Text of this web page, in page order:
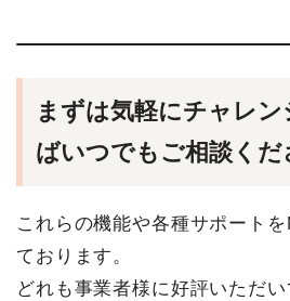
まずは気軽にチャレ
ばいつでもご相談くだ
これらの機能や各種サポート
ております。
どれも事業者様に好評いただ